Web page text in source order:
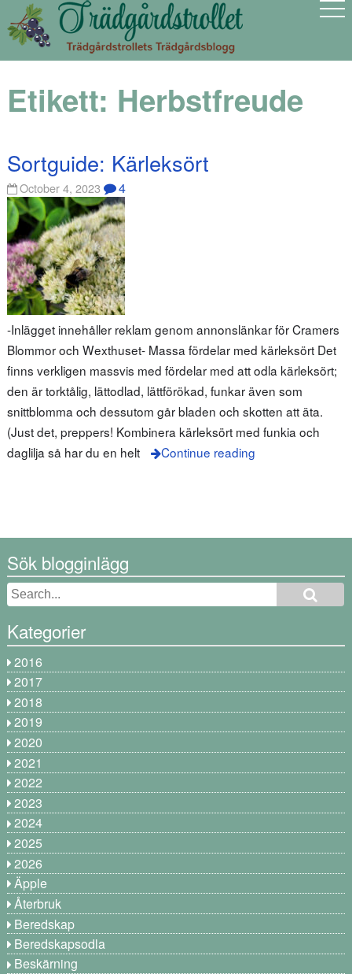
Etikett: Herbstfreude
Sortguide: Kärleksört
October 4, 2023 4
-Inlägget innehåller reklam genom annonslänkar för Cramers
Blommor och Wexthuset- Massa fördelar med kärleksört Det
finns verkligen massvis med fördelar med att odla kärleksört;
den är torktålig, lättodlad, lättförökad, funkar även som
snittblomma och dessutom går bladen och skotten att äta.
(Just det, preppers! Kombinera kärleksört med funkia och
daglilja så har du en helt
Continue reading
Sök blogginlägg
Kategorier
2016
2017
2018
2019
2020
2021
2022
2023
2024
2025
2026
Äpple
Återbruk
Beredskap
Beredskapsodla
Beskärning